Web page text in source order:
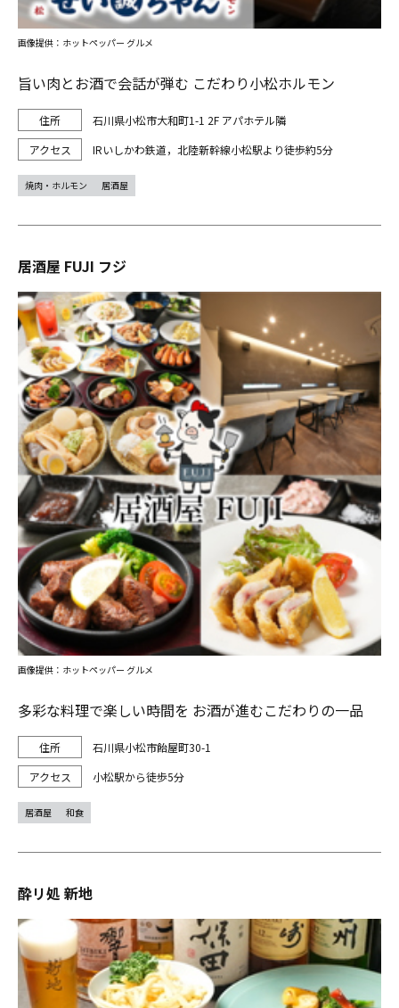
旨い肉とお酒で会話が弾む こだわり小松ホルモン
石川県小松市大和町1-1 2F アパホテル隣
IRいしかわ鉄道，北陸新幹線小松駅より徒歩約5分
画像提供：ホットペッパー グルメ
焼肉・ホルモン 居酒屋
居酒屋 FUJI フジ
多彩な料理で楽しい時間を お酒が進むこだわりの一品
石川県小松市飴屋町30-1
小松駅から徒歩5分
画像提供：ホットペッパー グルメ
居酒屋 和食
酔リ処 新地